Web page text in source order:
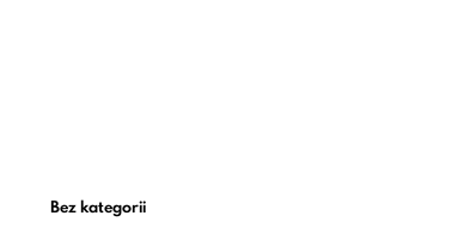
Bez kategorii